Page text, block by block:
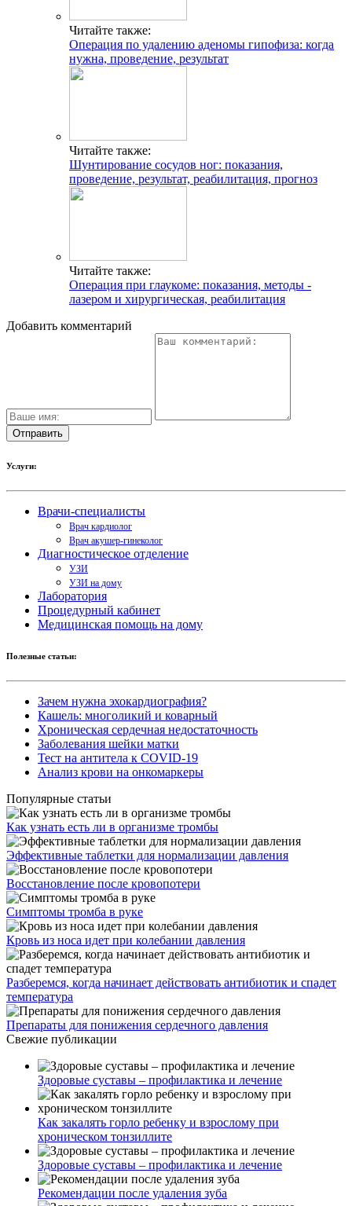
Читайте также:
Операция по удалению аденомы гипофиза: когда
нужна, проведение, результат
Читайте также:
Шунтирование сосудов ног: показания,
проведение, результат, реабилитация, прогноз
Читайте также:
Операция при глаукоме: показания, методы -
лазером и хирургическая, реабилитация
Добавить комментарий
Услуги:
Врачи-специалисты
Врач кардиолог
Врач акушер-гинеколог
Диагностическое отделение
УЗИ
УЗИ на дому
Лаборатория
Процедурный кабинет
Медицинская помощь на дому
Полезные статьи:
Зачем нужна эхокардиография?
Кашель: многоликий и коварный
Хроническая сердечная недостаточность
Заболевания шейки матки
Тест на антитела к COVID-19
Анализ крови на онкомаркеры
Популярные статьи
Как узнать есть ли в организме тромбы
Эффективные таблетки для нормализации давления
Восстановление после кровопотери
Симптомы тромба в руке
Кровь из носа идет при колебании давления
Разберемся, когда начинает действовать антибиотик и спадет
температура
Препараты для понижения сердечного давления
Свежие публикации
Здоровые суставы – профилактика и лечение
Как закалять горло ребенку и взрослому при
хроническом тонзиллите
Здоровые суставы – профилактика и лечение
Рекомендации после удаления зуба